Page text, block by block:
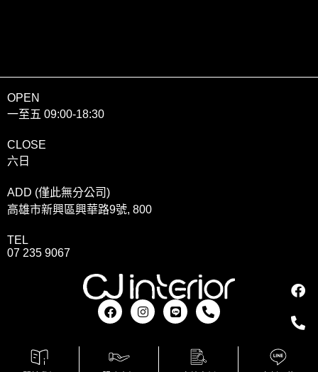
OPEN
一至五 09:00-18:30
CLOSE
六日
ADD (僅此無分公司)
高雄市新興區興華路9號, 800
TEL
07 235 9067